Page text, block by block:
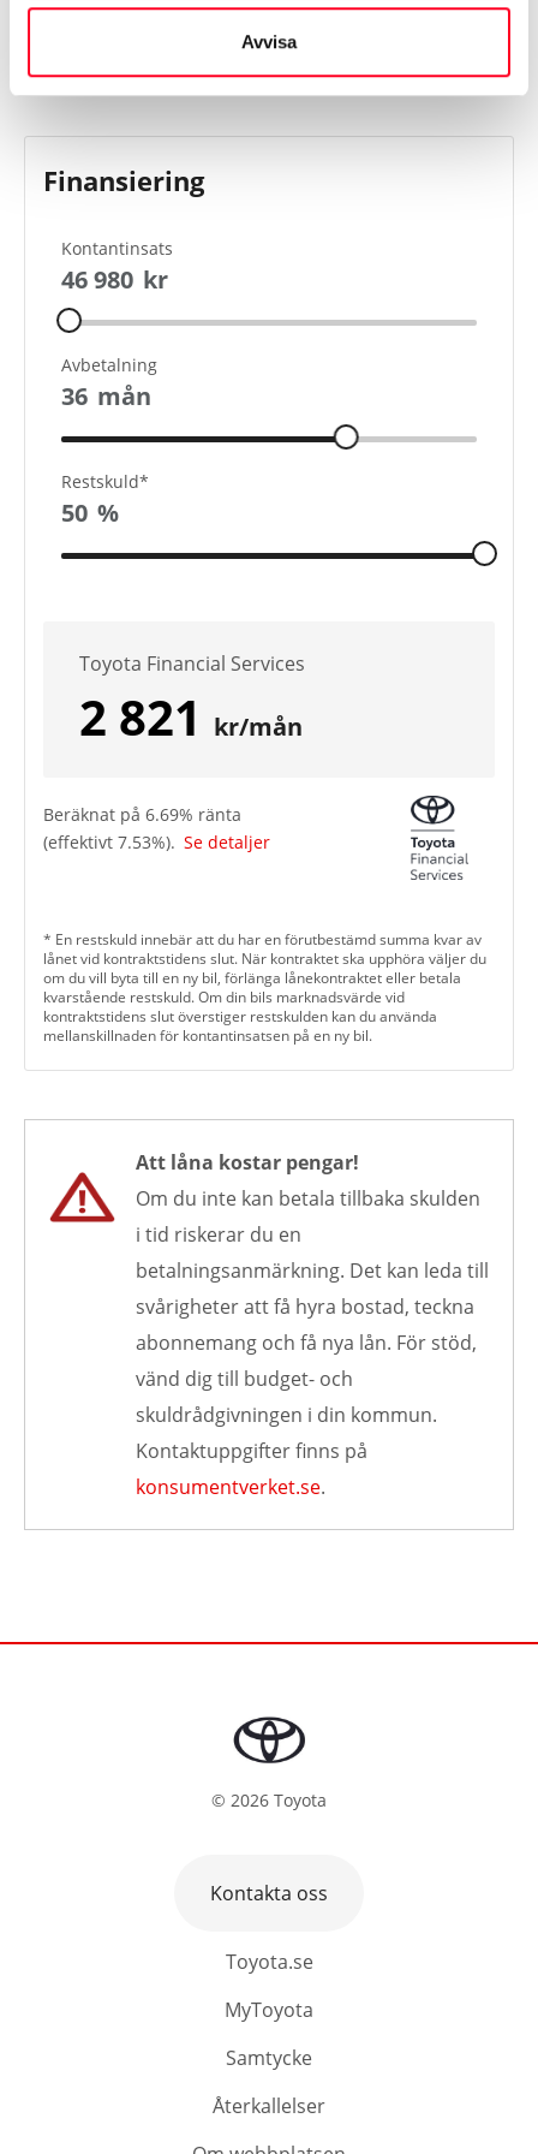
Avvisa
Visa mer
Finansiering
Kontantinsats
46 980 kr
Avbetalning
36 mån
Restskuld*
50 %
Toyota Financial Services
2 821 kr/mån
Beräknat på 6.69% ränta
(effektivt 7.53%). Se detaljer
* En restskuld innebär att du har en förutbestämd summa kvar av
lånet vid kontraktstidens slut. När kontraktet ska upphöra väljer du
om du vill byta till en ny bil, förlänga lånekontraktet eller betala
kvarstående restskuld. Om din bils marknadsvärde vid
kontraktstidens slut överstiger restskulden kan du använda
mellanskillnaden för kontantinsatsen på en ny bil.
Att låna kostar pengar!
Om du inte kan betala tillbaka skulden
i tid riskerar du en
betalningsanmärkning. Det kan leda till
svårigheter att få hyra bostad, teckna
abonnemang och få nya lån. För stöd,
vänd dig till budget- och
skuldrådgivningen i din kommun.
Kontaktuppgifter finns på
konsumentverket.se.
© 2026 Toyota
Toyota.se
MyToyota
Samtycke
Återkallelser
Kontakta oss